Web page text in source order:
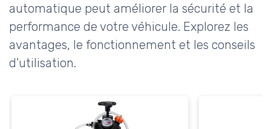
automatique peut améliorer la sécurité et la
performance de votre véhicule. Explorez les
avantages, le fonctionnement et les conseils
d'utilisation.